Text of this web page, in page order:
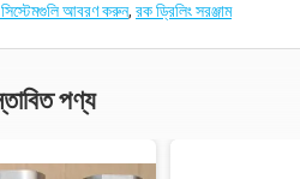
সিস্টেমগুলি আবরণ করুন, রক ড্রিলিং সরঞ্জাম
পণ্য